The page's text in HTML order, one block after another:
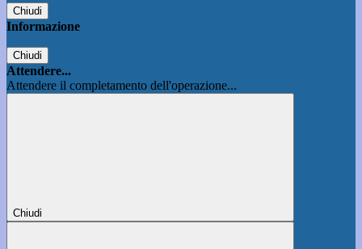
Chiudi
Informazione
Chiudi
Attendere...
Attendere il completamento dell'operazione...
Chiudi